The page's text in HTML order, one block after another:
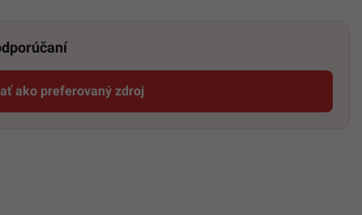
ako preferovaný zdroj
Startitup, odkaz sa otvorí v novom okne